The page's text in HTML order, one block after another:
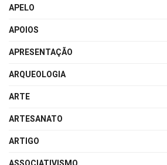
APELO
APOIOS
APRESENTAÇÃO
ARQUEOLOGIA
ARTE
ARTESANATO
ARTIGO